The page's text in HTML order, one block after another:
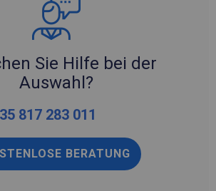
Sie Hilfe bei der
Auswahl?
817 283 011
BERATUNG